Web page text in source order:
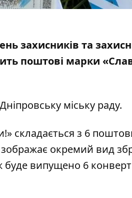
захисників та
ть поштові марки
міську раду.
складається з 6
окремий вид
буде випущено 6